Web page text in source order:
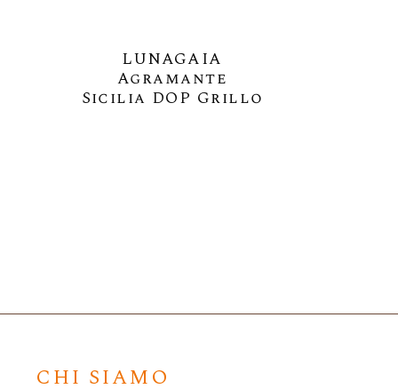
LUNAGAIA
Agramante
Sicilia DOP Grillo
CHI SIAMO